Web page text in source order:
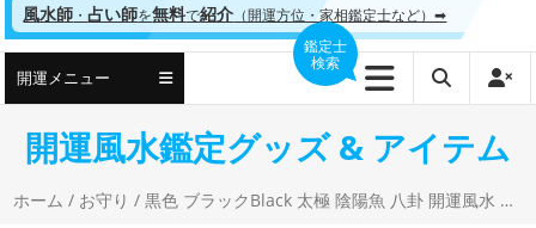
ス
ッ
風水師 ・占い師を無料で紹介 （開運方位・家相鑑定士など）➡
開運メニュー
鑑定士
検索
開運風水鑑定グッズ & アイテム
ホーム / お守り / 黒色 ブラックBlack 太極 陰陽魚 八卦 開運風水 ペンダントネックレス